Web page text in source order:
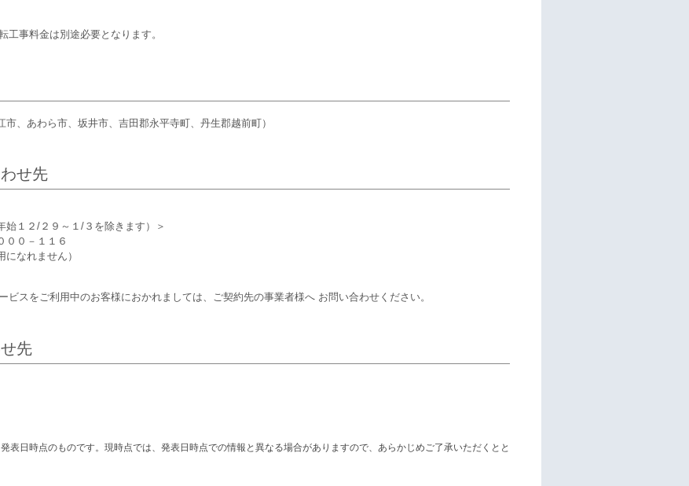
工事料金は別途必要となります。
、あわら市、坂井市、吉田郡永平寺町、丹生郡越前町）
せ先
始１２/２９～１/３を除きます）＞
００－１１６
なれません）
ビスをご利用中のお客様におかれましては、ご契約先の事業者様へ お問い合わせください。
先
表日時点のものです。現時点では、発表日時点での情報と異なる場合がありますので、あらかじめご了承いただくとと